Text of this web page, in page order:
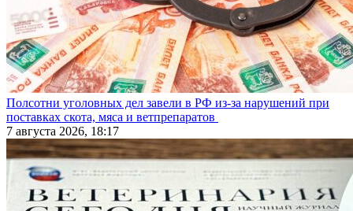
Полсотни уголовных дел завели в РФ из-за нарушений при
поставках скота, мяса и ветпрепаратов
7 августа 2026, 18:17